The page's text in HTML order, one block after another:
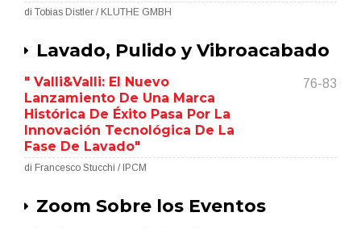
di Tobias Distler / KLUTHE GMBH
Lavado, Pulido y Vibroacabado
" Valli&Valli: El Nuevo
Lanzamiento De Una Marca
Histórica De Éxito Pasa Por La
Innovación Tecnológica De La
Fase De Lavado"
76-83
di Francesco Stucchi / IPCM
Zoom Sobre los Eventos